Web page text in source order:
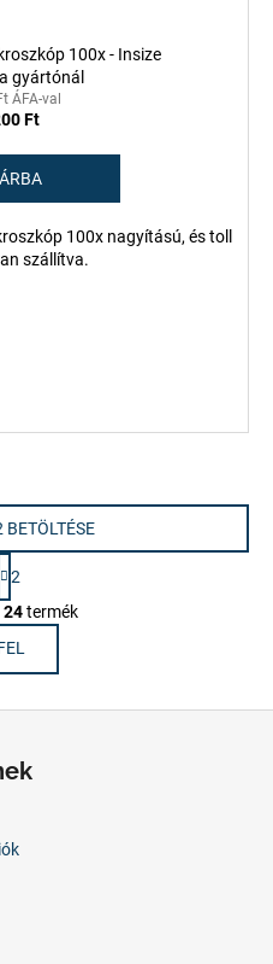
100x - Insize
gyártónál
ÁFA-val
Ft
100x nagyítású, és toll
szállítva.
L
i
s
t
a
r
á
y
L
a
p
o
z
á
2
24termék